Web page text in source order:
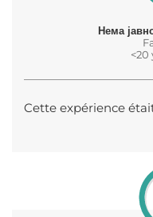
Нема
<20
Cette expérience